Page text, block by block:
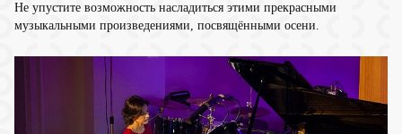
Не упустите возможность насладиться этими прекрасными
музыкальными произведениями, посвящёнными осени.